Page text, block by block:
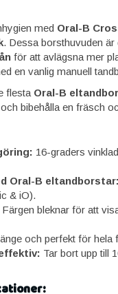
med Oral-B
. Dessa borsthuvuden är
för att avlägsna mer
en vanlig manuell
flesta Oral-B
bibehålla en fräsch
16-graders
Oral-B eltandborstar:
& iO).
Färgen bleknar för att
och perfekt för hela
Tar bort upp till